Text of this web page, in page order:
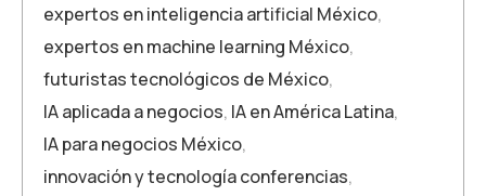
expertos en inteligencia artificial México,
expertos en machine learning México,
futuristas tecnológicos de México,
IA aplicada a negocios, IA en América Latina,
IA para negocios México,
innovación y tecnología conferencias,